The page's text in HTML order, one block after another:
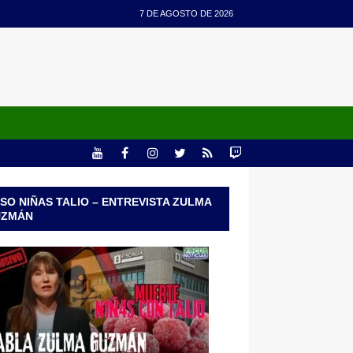
7 DE AGOSTO DE 2026
NIÑAS TALIO – ENTREVISTA ZULMA